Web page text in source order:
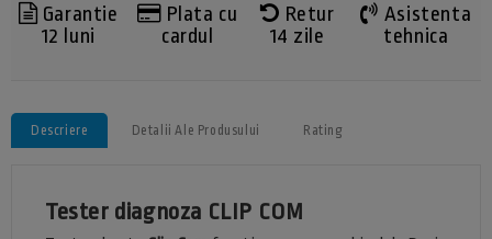
Garantie
12 luni
Plata cu
cardul
Retur
14 zile
Asistenta
tehnica
Descriere Detalii Ale Produsului Rating
Tester diagnoza CLIP COM